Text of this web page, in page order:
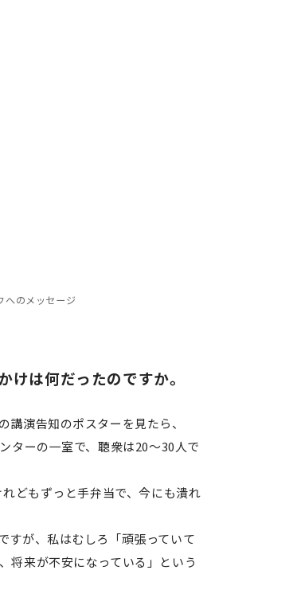
へのメッセージ
は何だったのですか。
演告知のポスターを見たら、
ターの一室で、聴衆は20〜30人で
どもずっと手弁当で、今にも潰れ
すが、私はむしろ「頑張っていて
将来が不安になっている」という